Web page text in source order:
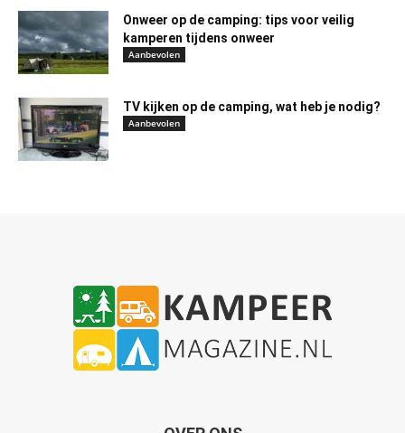
Onweer op de camping: tips voor veilig
kamperen tijdens onweer
Aanbevolen
TV kijken op de camping, wat heb je nodig?
Aanbevolen